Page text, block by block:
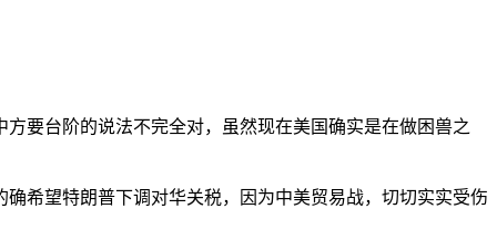
要台阶的说法不完全对，虽然现在美国确实是在做困兽之
希望特朗普下调对华关税，因为中美贸易战，切切实实受伤